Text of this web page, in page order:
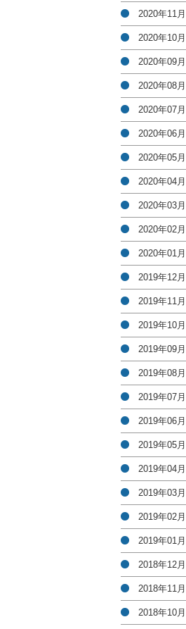
2020年11月
2020年10月
2020年09月
2020年08月
2020年07月
2020年06月
2020年05月
2020年04月
2020年03月
2020年02月
2020年01月
2019年12月
2019年11月
2019年10月
2019年09月
2019年08月
2019年07月
2019年06月
2019年05月
2019年04月
2019年03月
2019年02月
2019年01月
2018年12月
2018年11月
2018年10月